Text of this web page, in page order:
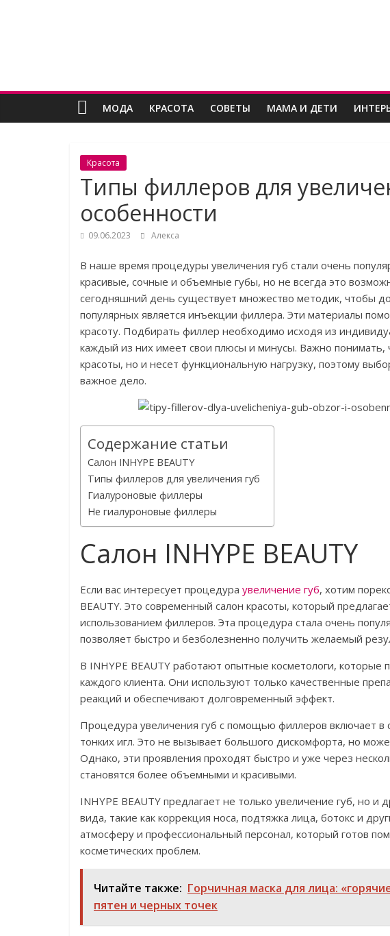
Блог
полезных
женщин
МОДА КРАСОТА СОВЕТЫ МАМА И ДЕТИ
Красота
Типы филлеров для
особенности
09.06.2023 Алекса
В наше время процедуры увеличения губ стали очень
красивые, сочные и объемные губы, но не всегда это
сегодняшний день существует множество методик, чтобы
популярных является инъекции филлера. Эти материалы
красоту. Подбирать филлер необходимо исходя из
каждый из них имеет свои плюсы и минусы. Важно понимать,
красоты, но и несет функциональную нагрузку, поэтому
важное дело.
Содержание статьи
Салон INHYPE BEAUTY
Типы филлеров для увеличения губ
Гиалуроновые филлеры
Не гиалуроновые филлеры
Салон INHYPE BEAUTY
Если вас интересует процедура увеличение губ, хотим
BEAUTY. Это современный салон красоты, который
использованием филлеров. Эта процедура стала очень
позволяет быстро и безболезненно получить желаемый
В INHYPE BEAUTY работают опытные косметологи, которые
каждого клиента. Они используют только качественные
реакций и обеспечивают долговременный эффект.
Процедура увеличения губ с помощью филлеров включает в
тонких игл. Это не вызывает большого дискомфорта, но
Однако, эти проявления проходят быстро и уже через
становятся более объемными и красивыми.
INHYPE BEAUTY предлагает не только увеличение губ, но
вида, такие как коррекция носа, подтяжка лица, ботокс и
атмосферу и профессиональный персонал, который готов
косметических проблем.
Читайте также: Горчичная маска для лица:
пятен и черных точек